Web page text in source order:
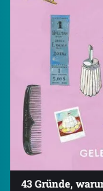
43 Gründe,